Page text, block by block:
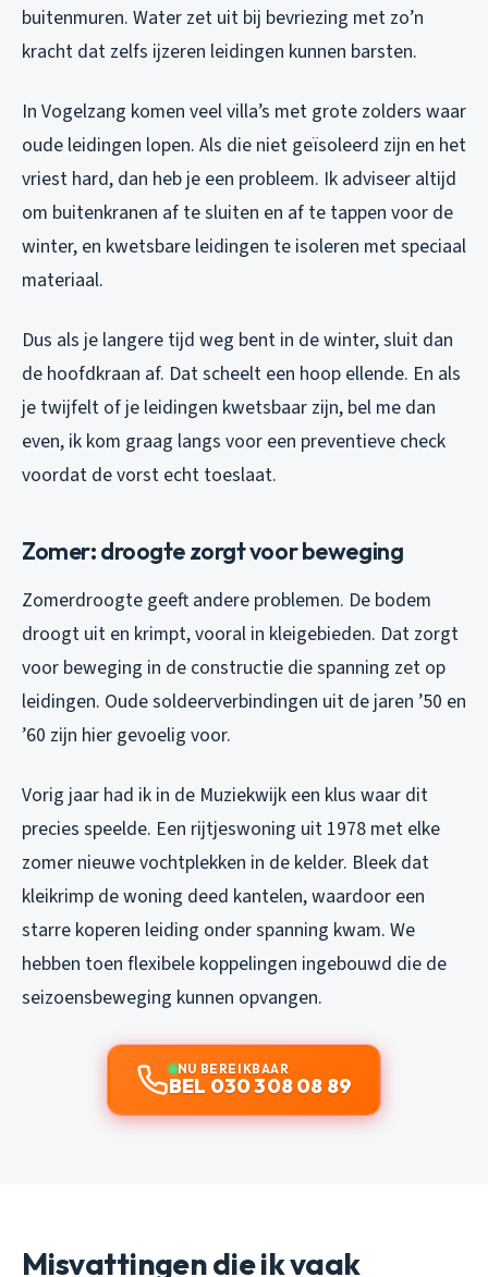
buitenmuren. Water zet uit bij bevriezing met zo’n
kracht dat zelfs ijzeren leidingen kunnen barsten.
In Vogelzang komen veel villa’s met grote zolders waar
oude leidingen lopen. Als die niet geïsoleerd zijn en het
vriest hard, dan heb je een probleem. Ik adviseer altijd
om buitenkranen af te sluiten en af te tappen voor de
winter, en kwetsbare leidingen te isoleren met speciaal
materiaal.
Dus als je langere tijd weg bent in de winter, sluit dan
de hoofdkraan af. Dat scheelt een hoop ellende. En als
je twijfelt of je leidingen kwetsbaar zijn, bel me dan
even, ik kom graag langs voor een preventieve check
voordat de vorst echt toeslaat.
Zomer: droogte zorgt voor beweging
Zomerdroogte geeft andere problemen. De bodem
droogt uit en krimpt, vooral in kleigebieden. Dat zorgt
voor beweging in de constructie die spanning zet op
leidingen. Oude soldeerverbindingen uit de jaren ’50 en
’60 zijn hier gevoelig voor.
Vorig jaar had ik in de Muziekwijk een klus waar dit
precies speelde. Een rijtjeswoning uit 1978 met elke
zomer nieuwe vochtplekken in de kelder. Bleek dat
kleikrimp de woning deed kantelen, waardoor een
starre koperen leiding onder spanning kwam. We
hebben toen flexibele koppelingen ingebouwd die de
seizoensbeweging kunnen opvangen.
NU BEREIKBAAR
BEL 030 308 08 89
Misvattingen die ik vaak